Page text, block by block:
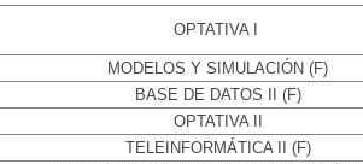
OPTATIVA I
MODELOS Y SIMULACIÓN (F)
BASE DE DATOS II (F)
OPTATIVA II
TELEINFORMÁTICA II (F)